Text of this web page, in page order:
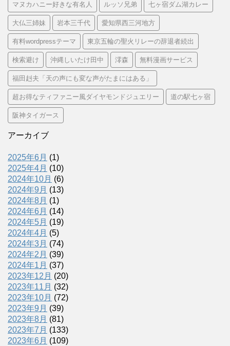
マヌカハニー好きな有名人 ルッソ兄弟 七ヶ宿ダム湖カレー
大仏三姉妹 岩本三千代 愛知県西三河地方
有料wordpressテーマ 東京五輪の聖火リレーの辞退者続出
検索避け 沖縄しいたけ田中 澪森 無料漫画サービス
福田赳夫「天の声にも変な声がたまにはある」
超お得なティファニー風ダイヤモンドジュエリー 道の駅七ヶ宿
阪神タイガース
アーカイブ
2025年6月 (1)
2025年4月 (10)
2024年10月 (6)
2024年9月 (13)
2024年8月 (1)
2024年6月 (14)
2024年5月 (19)
2024年4月 (5)
2024年3月 (74)
2024年2月 (39)
2024年1月 (37)
2023年12月 (20)
2023年11月 (32)
2023年10月 (72)
2023年9月 (39)
2023年8月 (81)
2023年7月 (133)
2023年6月 (109)